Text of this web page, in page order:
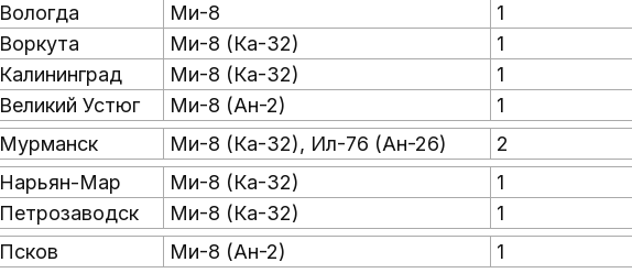
Вологда Ми-8
1
Воркута Ми-8 (Ка-32)
1
Калининград Ми-8 (Ка-32)
1
Великий Устюг Ми-8 (Ан-2)
1
Мурманск Ми-8 (Ка-32), Ил-76 (Ан-26)
2
Нарьян-Мар Ми-8 (Ка-32)
1
Петрозаводск Ми-8 (Ка-32)
1
Псков Ми-8 (Ан-2)
1